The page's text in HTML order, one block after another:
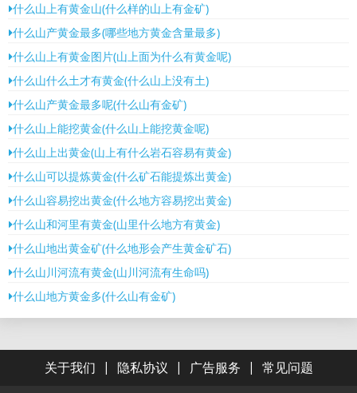
什么山上有黄金山(什么样的山上有金矿)
什么山产黄金最多(哪些地方黄金含量最多)
什么山上有黄金图片(山上面为什么有黄金呢)
什么山什么土才有黄金(什么山上没有土)
什么山产黄金最多呢(什么山有金矿)
什么山上能挖黄金(什么山上能挖黄金呢)
什么山上出黄金(山上有什么岩石容易有黄金)
什么山可以提炼黄金(什么矿石能提炼出黄金)
什么山容易挖出黄金(什么地方容易挖出黄金)
什么山和河里有黄金(山里什么地方有黄金)
什么山地出黄金矿(什么地形会产生黄金矿石)
什么山川河流有黄金(山川河流有生命吗)
什么山地方黄金多(什么山有金矿)
关于我们 | 隐私协议 | 广告服务 | 常见问题